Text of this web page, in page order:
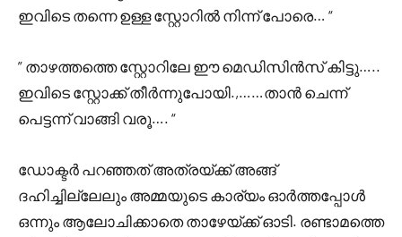
ഇവിടെ തന്നെ ഉള്ള സ്റ്റോറിൽ നിന്ന് പോരെ… “
” താഴത്തത്തെ സ്റ്റോറിലേ ഈ മെഡിസിൻസ് കിട്ടു…..
ഇവിടെ സ്റ്റോക്ക് തീർന്നുപോയി.,……താൻ ചെന്ന്
പെട്ടന്ന് വാങ്ങി വരൂ…. “
ഡോക്ടർ പറഞ്ഞത് അത്രയ്ക്ക് അങ്ങ്
ദഹിച്ചില്ലേലും അമ്മയുടെ കാര്യം ഓർത്തപ്പോൾ
ഒന്നും ആലോചിക്കാതെ താഴേയ്ക്ക് ഓടി. രണ്ടാമത്തെ